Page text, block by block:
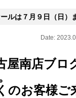
ルは７月９日（日）
Date:
屋南店ブロ
のお客様